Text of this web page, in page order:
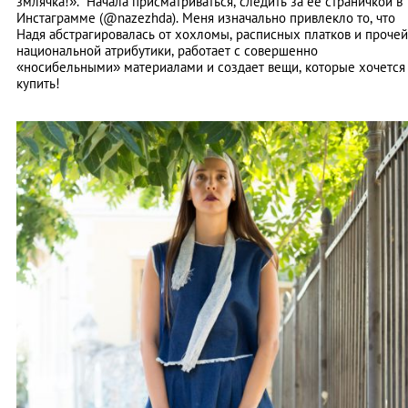
Инстаграмме (@nazezhda). Меня изначально привлекло то, что
Надя абстрагировалась от хохломы, расписных платков и прочей
национальной атрибутики, работает с совершенно
«носибельными» материалами и создает вещи, которые хочется
купить!